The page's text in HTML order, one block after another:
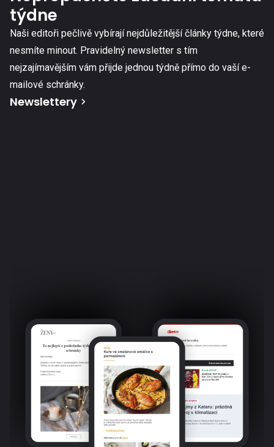
týdne
Naši editoři pečlivě vybírají nejdůležitější články týdne, které
nesmíte minout. Pravidelný newsletter s tím
nejzajímavějším vám přijde jednou týdně přímo do vaší e-
mailové schránky.
Newslettery